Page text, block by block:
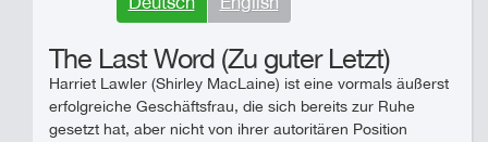
The Last Word (Zu guter Letzt)
Harriet Lawler (Shirley MacLaine) ist eine vormals äußerst
erfolgreiche Geschäftsfrau, die sich bereits zur Ruhe
gesetzt hat, aber nicht von ihrer autoritären Position